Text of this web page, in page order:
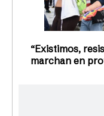
“Existimos,
marchan en